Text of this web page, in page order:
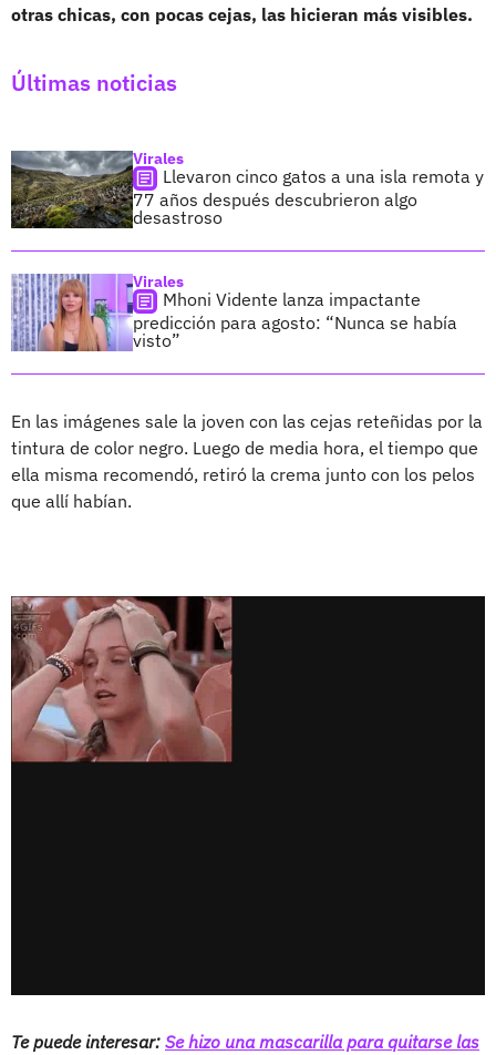
otras chicas, con pocas cejas, las hicieran más visibles.
Últimas noticias
Virales
Llevaron cinco gatos a una isla remota y
77 años después descubrieron algo
desastroso
Virales
Mhoni Vidente lanza impactante
predicción para agosto: “Nunca se había
visto”
En las imágenes sale la joven con las cejas reteñidas por la
tintura de color negro. Luego de media hora, el tiempo que
ella misma recomendó, retiró la crema junto con los pelos
que allí habían.
Te puede interesar: Se hizo una mascarilla para quitarse las